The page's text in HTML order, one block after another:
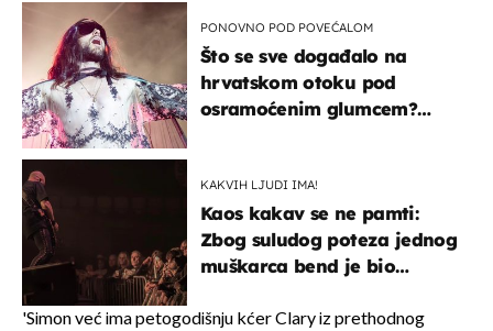
PONOVNO POD POVEĆALOM
Što se sve događalo na
hrvatskom otoku pod
osramoćenim glumcem?
KAKVIH LJUDI IMA!
Kaos kakav se ne pamti:
Zbog suludog poteza jednog
muškarca bend je bio
'Simon već ima petogodišnju kćer Clary iz prethodnog